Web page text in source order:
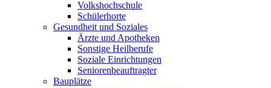
Volkshochschule
Schülerhorte
Gesundheit und Soziales
Ärzte und Apotheken
Sonstige Heilberufe
Soziale Einrichtungen
Seniorenbeauftragter
Bauplätze